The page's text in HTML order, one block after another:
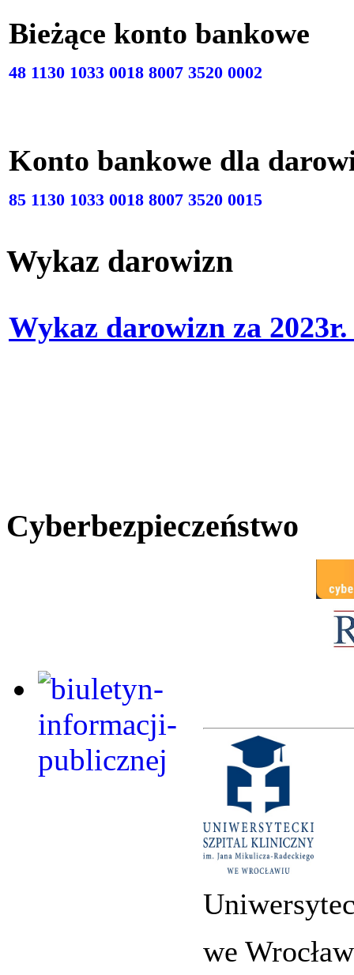
Bieżące konto
48 1130 1033 0018 8007 3520 0002
Konto bankowe dla
85 1130 1033 0018 8007 3520 0015
Wykaz darowizn
Wykaz darowizn za
Cyberbezpieczeństwo
we